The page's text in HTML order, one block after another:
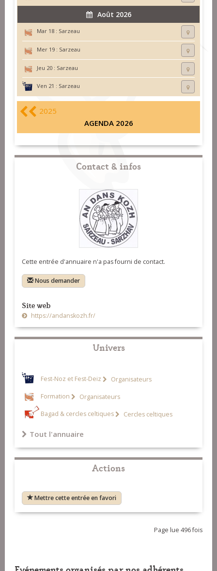
Août 2026
Mar 18 : Sarzeau
Mer 19 : Sarzeau
Jeu 20 : Sarzeau
Ven 21 : Sarzeau
2025
AGENDA 2026
Contact & infos
Cette entrée d'annuaire n'a pas fourni de contact.
Nous demander
Site web
https://andanskozh.fr/
Univers
Fest-Noz et Fest-Deiz Organisateurs
Formation Organisateurs
Bagad & cercles celtiques Cercles celtiques
Tout l'annuaire
Actions
Mettre cette entrée en favori
Page lue 496 fois